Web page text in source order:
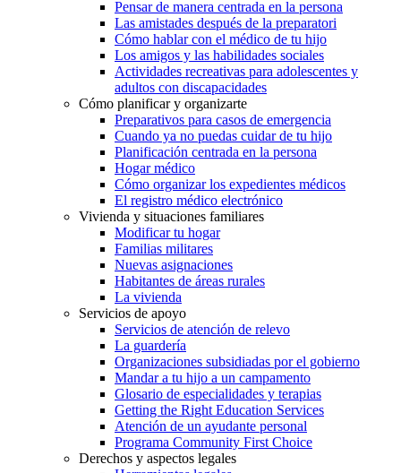
Pensar de manera centrada en la persona
Las amistades después de la preparatori
Cómo hablar con el médico de tu hijo
Los amigos y las habilidades sociales
Actividades recreativas para adolescentes y
adultos con discapacidades
Cómo planificar y organizarte
Preparativos para casos de emergencia
Cuando ya no puedas cuidar de tu hijo
Planificación centrada en la persona
Hogar médico
Cómo organizar los expedientes médicos
El registro médico electrónico
Vivienda y situaciones familiares
Modificar tu hogar
Familias militares
Nuevas asignaciones
Habitantes de áreas rurales
La vivienda
Servicios de apoyo
Servicios de atención de relevo
La guardería
Organizaciones subsidiadas por el gobierno
Mandar a tu hijo a un campamento
Glosario de especialidades y terapias
Getting the Right Education Services
Atención de un ayudante personal
Programa Community First Choice
Derechos y aspectos legales